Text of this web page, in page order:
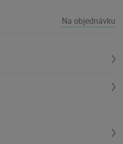
Na objednávku